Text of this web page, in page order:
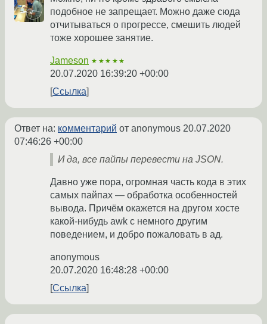
подобное не запрещает. Можно даже сюда
отчитываться о прогрессе, смешить людей
тоже хорошее занятие.
Jameson ★★★★★
20.07.2020 16:39:20 +00:00
Ссылка
Ответ на: комментарий от anonymous 20.07.2020
07:46:26 +00:00
И да, все пайпы перевести на JSON.
Давно уже пора, огромная часть кода в этих
самых пайпах — обработка особенностей
вывода. Причём окажется на другом хосте
какой-нибудь awk с немного другим
поведением, и добро пожаловать в ад.
anonymous
20.07.2020 16:48:28 +00:00
Ссылка